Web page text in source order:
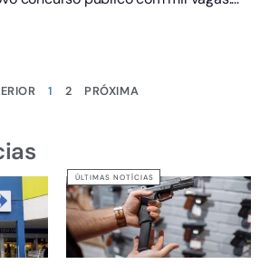
1 2 PRÓXIMA
ÚLTIMAS NOTÍCIAS